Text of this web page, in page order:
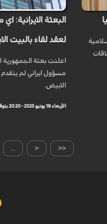
البعثة الايرانية:
لعقد لقاء بالبيت
اعلنت بعثة الجمهورية
مسؤول ايراني لم يتقدم
الابيض.
الأربعاء 18 يونيو 2025 - 20:20 بتوقيت مكة
... < <<